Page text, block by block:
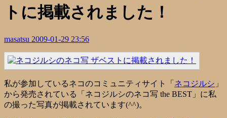
トに掲載されました！
masatsu 2009-01-29 23:56
私が参加しているネコのコミュニティサイト「 ネコジルシ 」
から発売されている「 ネコジルシのネコ写 the BEST 」に私
の撮った写真が掲載されています(^^)。